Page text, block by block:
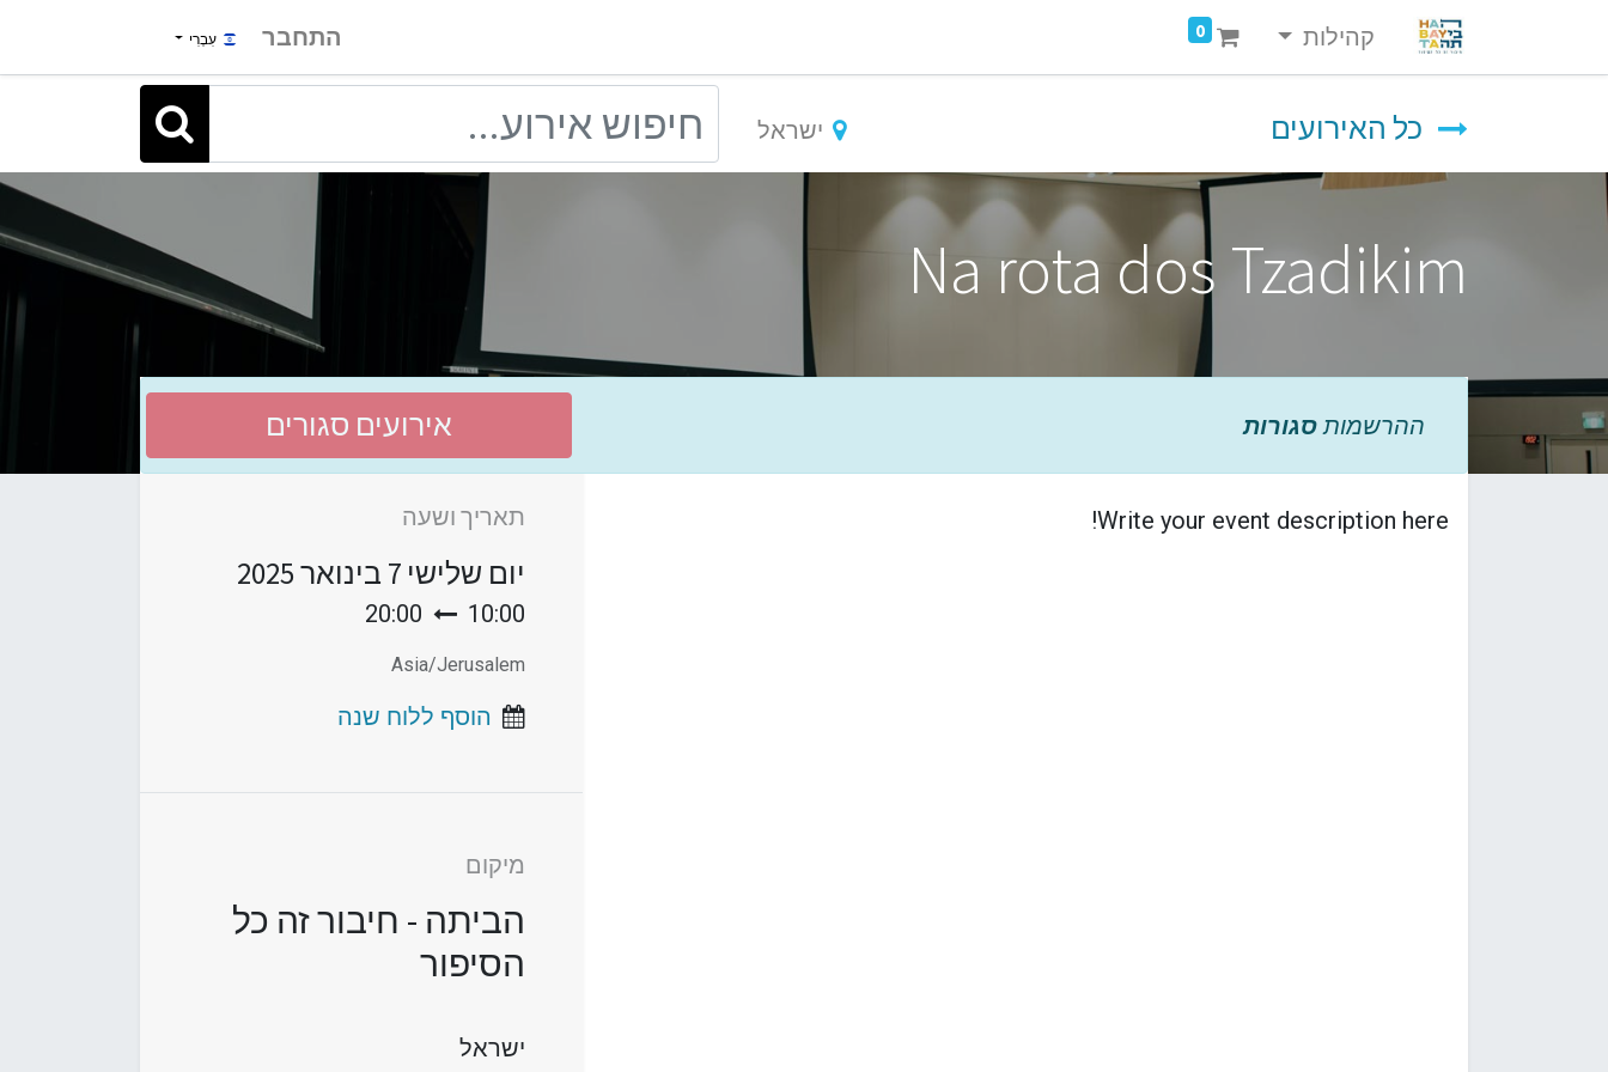
קהילות 0 התחבר עִבְרִי
כל האירועים ישראל
Na rota dos Tzadikim
ההרשמות סגורות אירועים סגורים
Write your event description here! תאריך ושעה
יום שלישי 7 בינואר 2025
10:00
20:00
Asia/Jerusalem
הוסף ללוח שנה
מיקום
הביתה - חיבור זה כל
הסיפור
ישראל